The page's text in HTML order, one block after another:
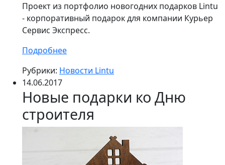
Проект из портфолио новогодних подарков Lintu
- корпоративный подарок для компании Курьер
Сервис Экспресс.
Подробнее
Рубрики: Новости Lintu
14.06.2017
Новые подарки ко Дню
строителя